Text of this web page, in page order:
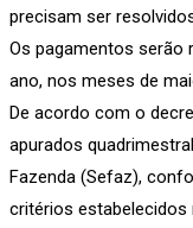
precisam ser
Os pagamentos serão
ano, nos meses de
De acordo com o
apurados
Fazenda (Sefaz),
critérios estabelecidos